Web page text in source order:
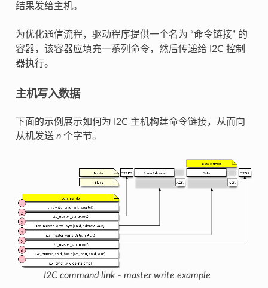
结果发给主机。
为优化通信流程，驱动程序提供一个名为 “命令链接” 的
容器，该容器应填充一系列命令，然后传递给 I2C 控制
器执行。
主机写入数据
下面的示例展示如何为 I2C 主机构建命令链接，从而向
从机发送 n个字节。
I2C command link - master write example